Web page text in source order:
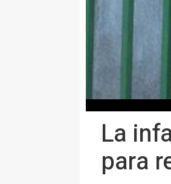
La
para